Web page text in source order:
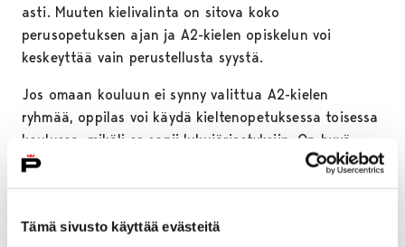
Tämä sivusto käyttää evästeitä
asti. Muuten kielivalinta on sitova koko
perusopetuksen ajan ja A2-kielen opiskelun voi
keskeyttää vain perustellusta syystä.
Jos omaan kouluun ei synny valittua A2-kielen
ryhmää, oppilas voi käydä kieltenopetuksessa toisessa
koulussa, mikäli se sopii lukujärjestyksiin. On hyvä
huomata, että lukujärjestysten sopiminen joudutaan
tarkistamaan joka vuosi uudelleen. Mikäli oppilas käy
hyödyntää maksutta kaupungin reittiliikennettä